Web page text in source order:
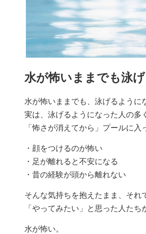
水が怖いままでも泳
水が怖いままでも、泳げるように
実は、泳げるようになった人の多
「怖さが消えてから」プールに入
・顔をつけるのが怖い
・足が離れると不安になる
・昔の経験が頭から離れない
そんな気持ちを抱えたまま、それ
「やってみたい」と思った人たち
水が怖い。